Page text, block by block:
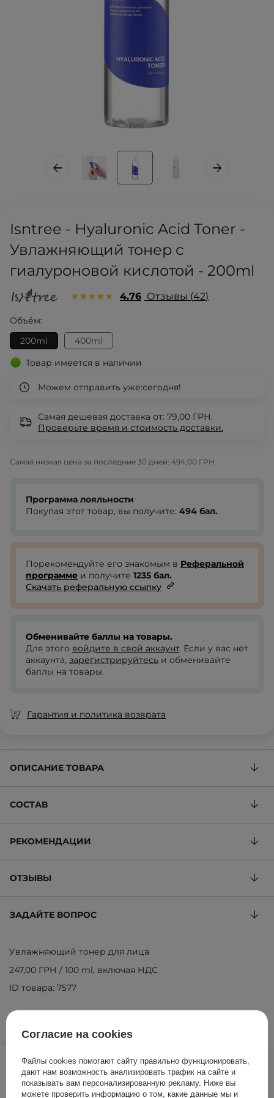
Isntree - Hyaluronic Acid Toner -
Увлажняющий тонер с
гиалуроновой кислотой - 200ml
4.76 Отзывы 42
Объём:
200ml
400ml
Товар имеется в наличии
Можем отправить уже:сегодня!
Самая дешевая доставка от: 79,00 ГРН.
Проверьте время и стоимость доставки.
Самая низкая цена за последние 30 дней: 494,00 ГРН
494,00 ГРН 549,00 ГРН
ДОБАВИТЬ В КОРЗИНУ
Программа лояльности
Покупая этот товар, вы получите: 494 бал.
Порекомендуйте его знакомым в Реферальной
программе и получите 1235 бал.
Скачать реферальную ссылку
Обменивайте баллы на товары.
Для этого войдите в свой аккаунт. Если у вас нет
аккаунта, зарегистрируйтесь и обменивайте
баллы на товары.
Гарантия и политика возврата
ОПИСАНИЕ ТОВАРА
СОСТАВ
РЕКОМЕНДАЦИИ
ОТЗЫВЫ
ЗАДАЙТЕ ВОПРОС
Увлажняющий тонер для лица
247,00 ГРН / 100 ml, включая НДС
ID товара: 7577
Согласие на cookies
Файлы cookies помогают сайту правильно функционировать,
дают нам возможность анализировать трафик на сайте и
показывать вам персонализированную рекламу. Ниже вы
можете проверить информацию о том, какие данные мы и